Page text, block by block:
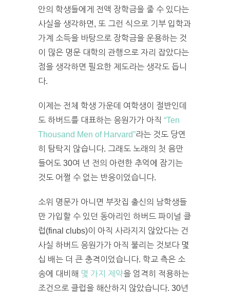
안의 학생들에게 전액 장학금을 줄 수 있다는
사실을 생각하면, 또 그런 식으로 기부 입학과
가계 소득을 바탕으로 장학금을 운용하는 것
이 많은 명문 대학의 관행으로 자리 잡았다는
점을 생각하면 필요한 제도라는 생각도 듭니
다.
이제는 전체 학생 가운데 여학생이 절반인데
도 하버드를 대표하는 응원가가 아직 “Ten
Thousand Men of Harvard”라는 것도 당연
히 탐탁지 않습니다. 그래도 노래의 첫 음만
들어도 30여 년 전의 아련한 추억에 잠기는
것도 어쩔 수 없는 반응이었습니다.
소위 명문가 아니면 부잣집 출신의 남학생들
만 가입할 수 있던 동아리인 하버드 파이널 클
럽(final clubs)이 아직 사라지지 않았다는 건
사실 하버드 응원가가 아직 불리는 것보다 몇
십 배는 더 큰 충격이었습니다. 학교 측은 소
송에 대비해 몇 가지 제약을 엄격히 적용하는
조건으로 클럽을 해산하지 않았습니다. 30년